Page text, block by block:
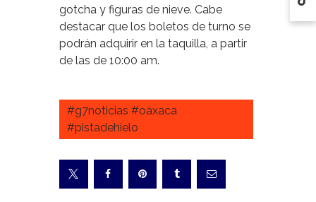
gotcha y figuras de nieve. Cabe
destacar que los boletos de turno se
podrán adquirir en la taquilla, a partir
de las de 10:00 am.
#g7noticias #oaxaca
#pistadehielo